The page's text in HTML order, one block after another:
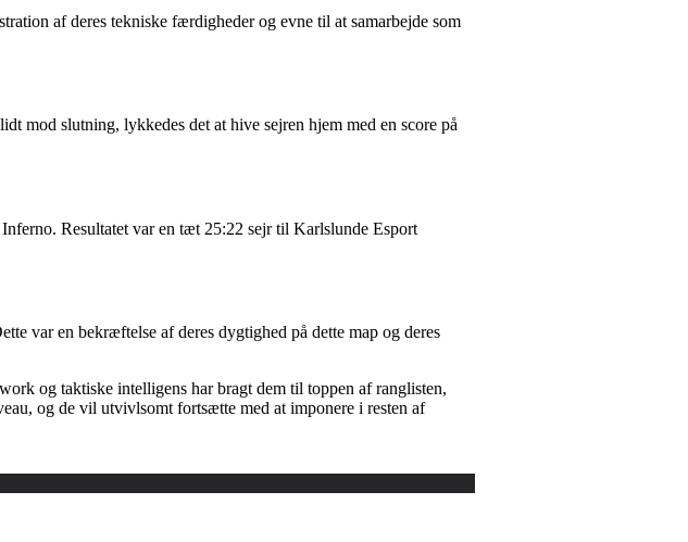
af deres tekniske færdigheder og evne til at samarbejde som
mod slutning, lykkedes det at hive sejren hjem med en score på
Resultatet var en tæt 25:22 sejr til Karlslunde Esport
var en bekræftelse af deres dygtighed på dette map og deres
og taktiske intelligens har bragt dem til toppen af ranglisten,
og de vil utvivlsomt fortsætte med at imponere i resten af